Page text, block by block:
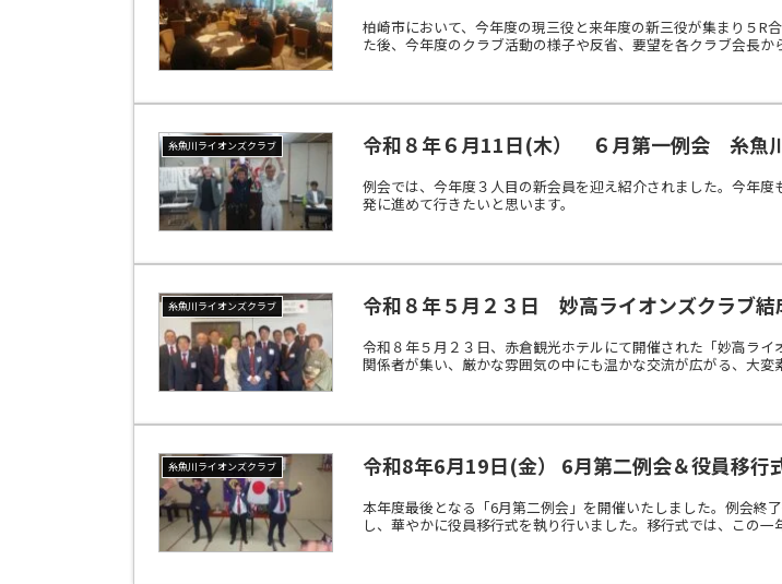
柏崎市において、今年度の現三役と来年度の新三役が集まり５
た後、今年度のクラブ活動の様子や反省、要望を各クラブ会長
糸魚川ライオンズクラブ 令和８年６月11日(木） ６月第一例会 糸魚
例会では、今年度３人目の新会員を迎え紹介されました。今年
発に進めて行きたいと思います。
糸魚川ライオンズクラブ 令和８年５月２３日 妙高ライオンズクラブ
令和８年５月２３日、赤倉観光ホテルにて開催された「妙高ラ
関係者が集い、厳かな雰囲気の中にも温かな交流が広がる、大
糸魚川ライオンズクラブ 令和8年6月19日(金） 6月第二例会＆役員移
本年度最後となる「6月第二例会」を開催いたしました。例会終
し、華やかに役員移行式を執り行いました。移行式では、この